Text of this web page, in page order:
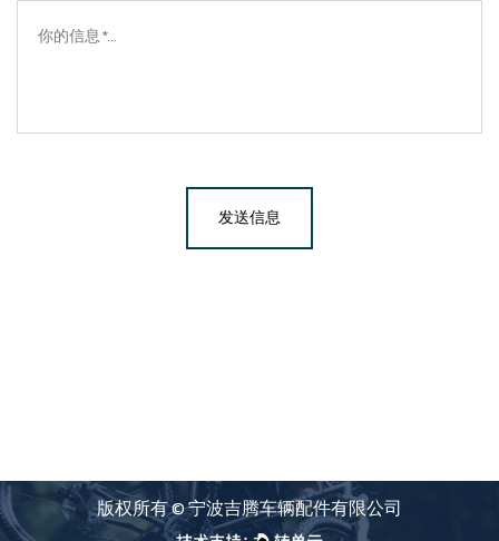
版权所有 ©宁波吉腾车辆配件有限公司